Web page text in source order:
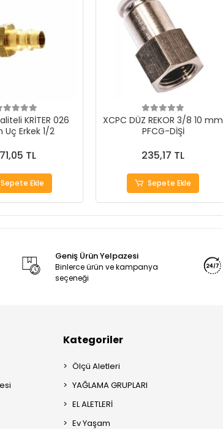
KRİTER 026
Uç Erkek 1/2
TL
Sepete Ekle
XCPC DÜZ REKOR 3/8 10 mm
PFCG-DİŞİ
235,17 TL
Sepete Ekle
Geniş Ürün Yelpazesi
Binlerce ürün ve kampanya
seçeneği
Kategoriler
Ölçü Aletleri
YAĞLAMA GRUPLARI
EL ALETLERİ
Ev Yaşam